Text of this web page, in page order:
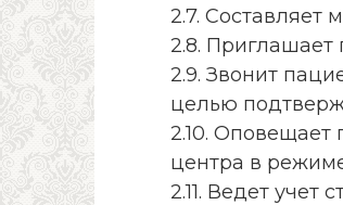
2.7. Составляет
2.8. Приглашает
2.9. Звонит
целью
2.10. Оповещает
центра в
2.11. Ведет учет